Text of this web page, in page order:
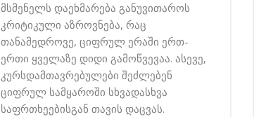
მსმენელს დაეხმარება განუვითაროს
კრიტიკული აზროვნება, რაც
თანამედროვე, ციფრულ ერაში ერთ-
ერთი ყველაზე დიდი გამოწვევაა. ასევე,
კურსდამთავრებულები შეძლებენ
ციფრულ სამყაროში სხვადასხვა
საფრთხეებისგან თავის დაცვას.